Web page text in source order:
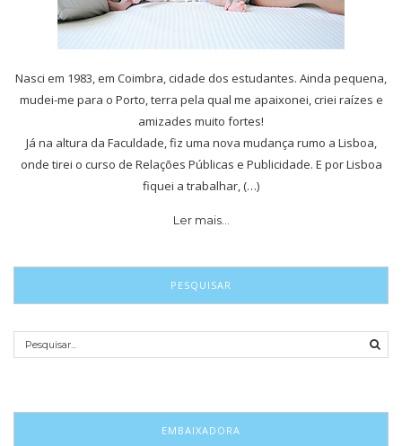
Nasci em 1983, em Coimbra, cidade dos estudantes. Ainda pequena,
mudei-me para o Porto, terra pela qual me apaixonei, criei raízes e
amizades muito fortes!
Já na altura da Faculdade, fiz uma nova mudança rumo a Lisboa,
onde tirei o curso de Relações Públicas e Publicidade. E por Lisboa
fiquei a trabalhar, (…)
Ler mais…
PESQUISAR
EMBAIXADORA